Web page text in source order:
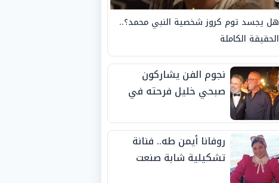
هل يجسد توم كروز شخصية النبي محمد؟..
الحقيقة الكاملة
نجوم الفن يشاركون
صبحي خليل فرحته في
روفانا أيمن طه.. فنانة
تشكيلية شابة صنعت